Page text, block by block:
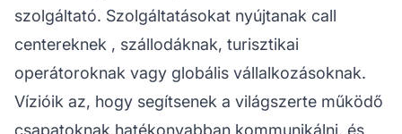
szolgáltató. Szolgáltatásokat nyújtanak call
centereknek , szállodáknak, turisztikai
operátoroknak vagy globális vállalkozásoknak.
Vízióik az, hogy segítsenek a világszerte működő
csapatoknak hatékonyabban kommunikálni, és